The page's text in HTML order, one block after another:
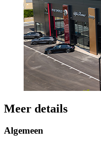
Meer details
Algemeen